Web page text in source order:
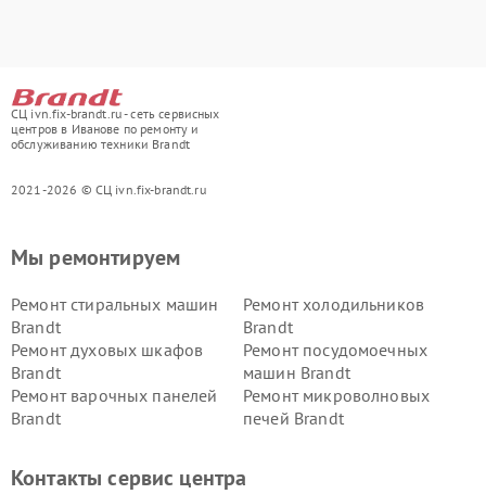
СЦ ivn.fix-brandt.ru - сеть сервисных
центров в Иванове по ремонту и
обслуживанию техники Brandt
2021-2026 © СЦ ivn.fix-brandt.ru
Мы ремонтируем
Ремонт стиральных машин
Brandt
Ремонт холодильников
Brandt
Ремонт духовых шкафов
Brandt
Ремонт посудомоечных
машин Brandt
Ремонт варочных панелей
Brandt
Ремонт микроволновых
печей Brandt
Контакты сервис центра